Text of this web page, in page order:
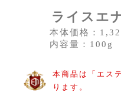
ライスエ
本体価格：
内容量：100g
本商品は「エス
ります。